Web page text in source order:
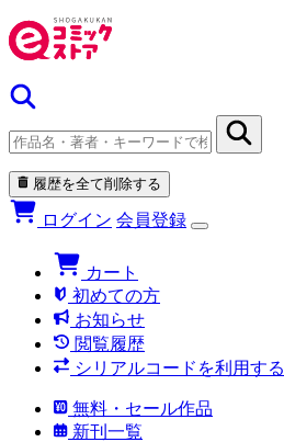
履歴を全て削除する
ログイン 会員登録
カート
初めての方
お知らせ
閲覧履歴
シリアルコードを利用する
無料・セール作品
新刊一覧